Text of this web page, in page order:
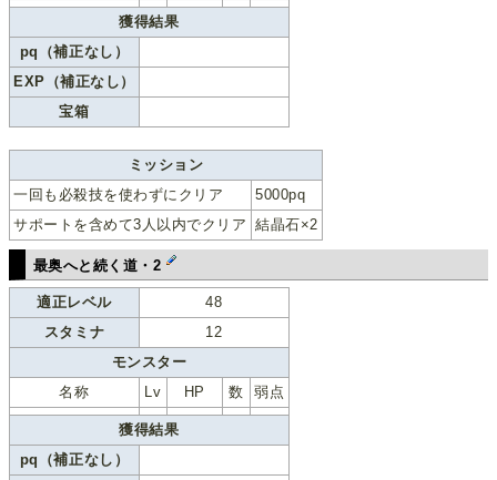
獲得結果
pq（補正なし）
EXP（補正なし）
宝箱
ミッション
一回も必殺技を使わずにクリア
5000pq
サポートを含めて3人以内でクリア 結晶石×2
最奥へと続く道・2
適正レベル
48
スタミナ
12
モンスター
名称
Lv HP 数 弱点
獲得結果
pq（補正なし）